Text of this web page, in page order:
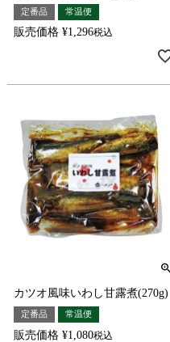
定番品 常温便
販売価格 ¥1,296税込
カツオ風味いわし甘露煮(270g)
定番品 常温便
販売価格 ¥1,080税込